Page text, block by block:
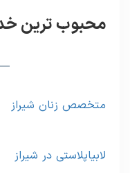
محبوب ترین
متخصص زنان شیراز
لابیاپلاستی در شیراز